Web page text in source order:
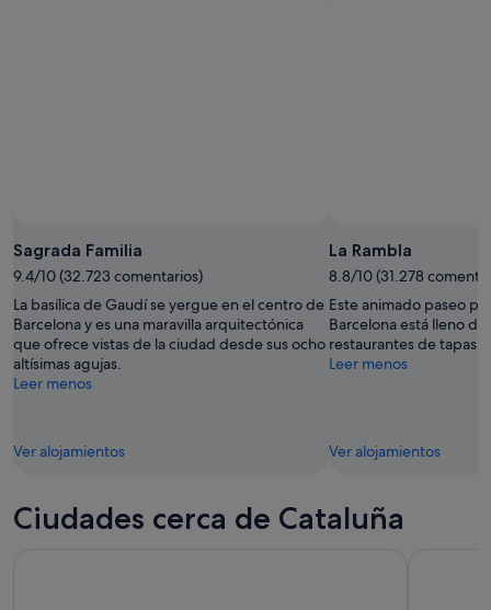
Sagrada Familia
9.4/10 (32.723 comentarios)
La basílica de Gaudí se yergue en el centro de
Barcelona y es una maravilla arquitectónica
que ofrece vistas de la ciudad desde sus ocho
altísimas agujas.
Leer menos
Ver alojamientos
La Rambla
8.8/10 (31.278
Este animado paseo
Barcelona está lleno
restaurantes de tapas
Leer menos
Ver alojamientos
Ciudades cerca de Cataluña